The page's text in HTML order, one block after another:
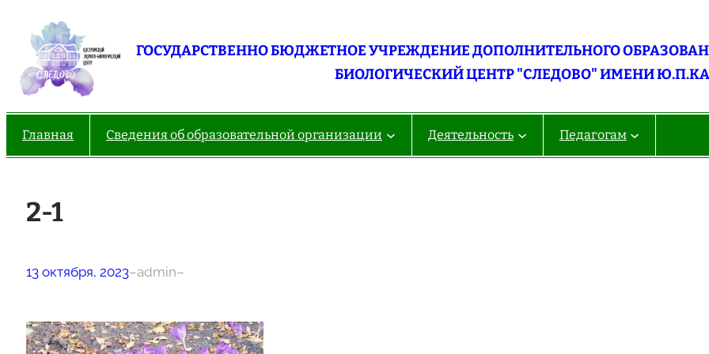
содержимому
ГОСУДАРСТВЕННО БЮДЖЕТНОЕ УЧРЕЖДЕНИЕ ДОПОЛНИТЕЛЬНОГО
БИОЛОГИЧЕСКИЙ ЦЕНТР "СЛЕДОВО" ИМЕНИ
Главная Сведения об образовательной организации Деятельность Педагогам
2-1
13 октября, 2023–admin–